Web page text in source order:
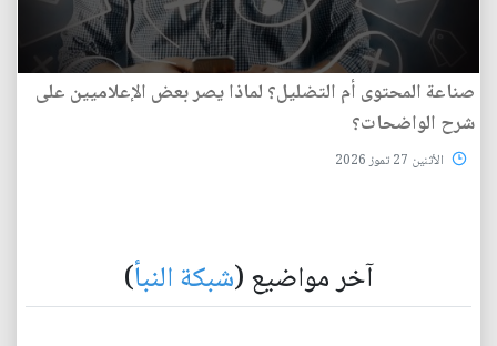
صناعة المحتوى أم التضليل؟ لماذا يصر بعض الإعلاميين على
شرح الواضحات؟
الأثنين 27 تموز 2026
آخر مواضيع (شبكة النبأ)